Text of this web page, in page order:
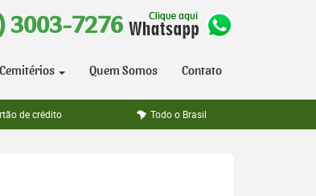
3003-7276
Cemitérios Quem Somos Contato
de crédito Todo o Brasil